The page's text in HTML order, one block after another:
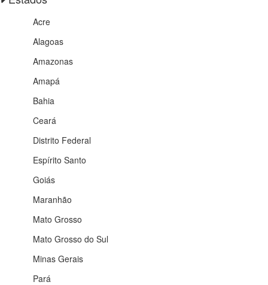
Acre
Alagoas
Amazonas
Amapá
Bahia
Ceará
Distrito Federal
Espírito Santo
Goiás
Maranhão
Mato Grosso
Mato Grosso do Sul
Minas Gerais
Pará